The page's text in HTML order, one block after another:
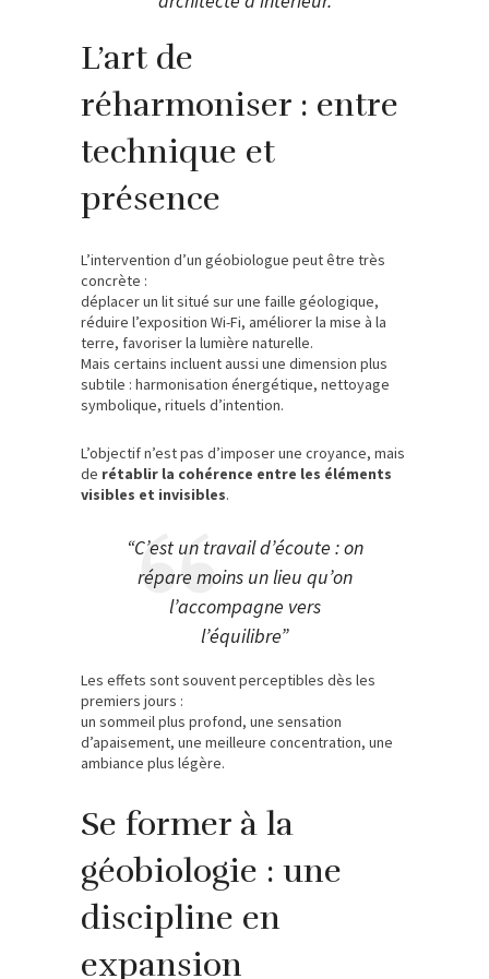
L’art de
réharmoniser : entre
technique et
présence
L’intervention d’un géobiologue peut être très
concrète :
déplacer un lit situé sur une faille géologique,
réduire l’exposition Wi-Fi, améliorer la mise à la
terre, favoriser la lumière naturelle.
Mais certains incluent aussi une dimension plus
subtile : harmonisation énergétique, nettoyage
symbolique, rituels d’intention.
L’objectif n’est pas d’imposer une croyance, mais
de rétablir la cohérence entre les éléments
visibles et invisibles.
“C’est un travail d’écoute : on
répare moins un lieu qu’on
l’accompagne vers
l’équilibre”
Les effets sont souvent perceptibles dès les
premiers jours :
un sommeil plus profond, une sensation
d’apaisement, une meilleure concentration, une
ambiance plus légère.
Se former à la
géobiologie : une
discipline en
expansion